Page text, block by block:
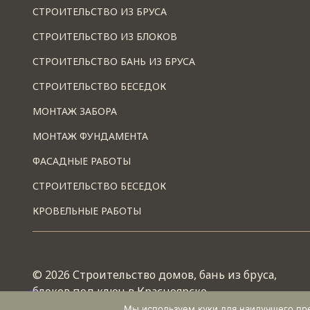
СТРОИТЕЛЬСТВО ИЗ БРУСА
СТРОИТЕЛЬСТВО ИЗ БЛОКОВ
СТРОИТЕЛЬСТВО БАНЬ ИЗ БРУСА
СТРОИТЕЛЬСТВО БЕСЕДОК
МОНТАЖ ЗАБОРА
МОНТАЖ ФУНДАМЕНТА
ФАСАДНЫЕ РАБОТЫ
СТРОИТЕЛЬСТВО БЕСЕДОК
КРОВЕЛЬНЫЕ РАБОТЫ
© 2026 Строительство домов, бань из бруса,
блоков под ключ в Красноярске